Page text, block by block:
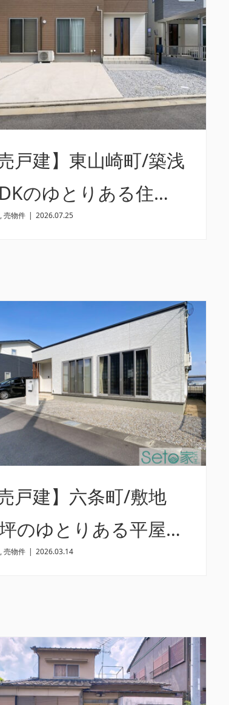
売戸建】東山崎町/築浅
のゆとりある住ま
,売物件 | 2026.07.25
売戸建】六条町/敷地
のゆとりある平屋住
,売物件 | 2026.03.14